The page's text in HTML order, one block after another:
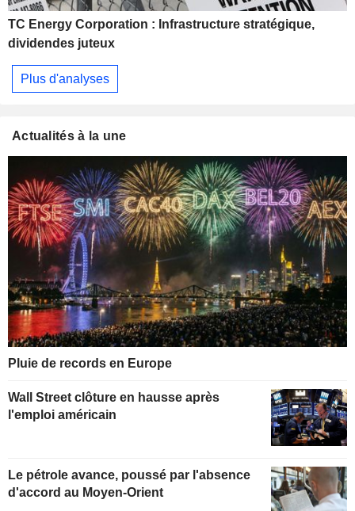
TC Energy Corporation : Infrastructure stratégique,
dividendes juteux
Plus d'analyses
Actualités à la une
Pluie de records en Europe
Wall Street clôture en hausse après
l'emploi américain
Le pétrole avance, poussé par l'absence
d'accord au Moyen-Orient